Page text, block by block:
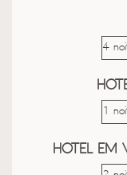
HOTEL EM